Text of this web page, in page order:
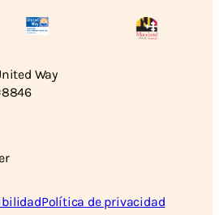
Way
Política de privacidad